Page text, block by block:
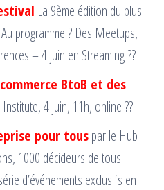
La 9ème édition du plus
programme ? Des Meetups,
– 4 juin en Streaming ??
BtoB et des
4 juin, 11h, online ??
pour touspar le Hub
1000 décideurs de tous
d’événements exclusifs en